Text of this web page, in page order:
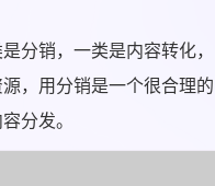
分销，一类是内容转化，
，用分销是一个很合理的
分发。